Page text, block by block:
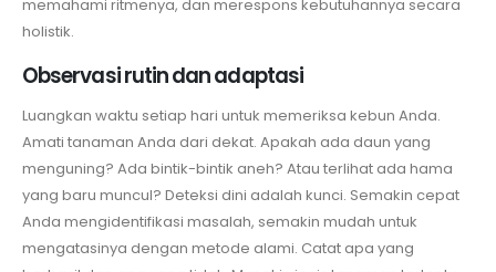
memahami ritmenya, dan merespons kebutuhannya secara
holistik.
Observasi rutin dan adaptasi
Luangkan waktu setiap hari untuk memeriksa kebun Anda.
Amati tanaman Anda dari dekat. Apakah ada daun yang
menguning? Ada bintik-bintik aneh? Atau terlihat ada hama
yang baru muncul? Deteksi dini adalah kunci. Semakin cepat
Anda mengidentifikasi masalah, semakin mudah untuk
mengatasinya dengan metode alami. Catat apa yang